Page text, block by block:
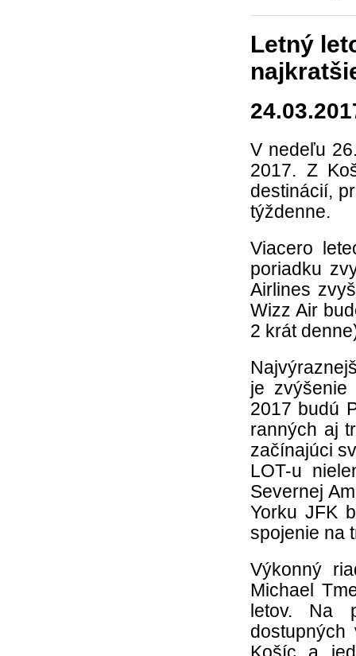
Letný
V nedeľu
2017. Z
destinácií,
týždenne.
Viacero
poriadku
Airlines
Wizz Air
2 krát
je
2017 budú
ranných aj
začínajúci
LOT-u
Severnej
Yorku JFK
spojenie na
Výkonný
Michael
letov. Na